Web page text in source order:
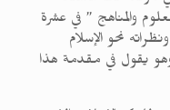
والمناهج ” في عشرة
نحو الإسلام
وهو يقول في مقدمة هذا